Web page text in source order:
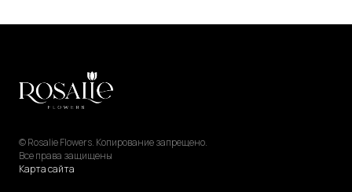
© Rosalie Flowers. Копирование запрещено.
Все права защищены
Карта сайта